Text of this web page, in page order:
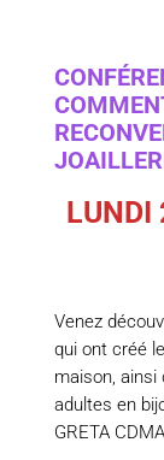
LUNDI
Venez
qui ont créé
maison, ainsi
adultes en
GRETA